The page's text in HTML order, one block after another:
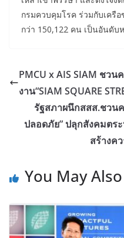
กรมควบคุมโรค ร่วมกับเครื
กว่า 150,122 คน เป็นอันดับ
PMCU x AIS SIAM ชว
งาน“SIAM SQUARE
รัฐสภาผนึกสสส.ชวน
ปลอดภัย” ปลุกสังคมตร
สร้างค
You May